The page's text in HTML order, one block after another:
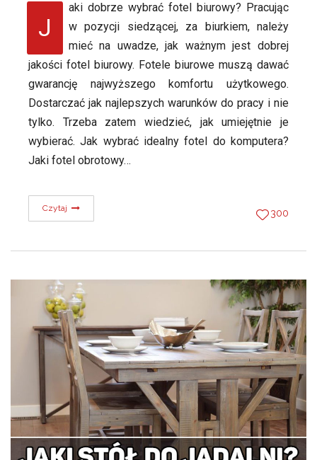
J
aki dobrze wybrać fotel biurowy? Pracując
w pozycji siedzącej, za biurkiem, należy
mieć na uwadze, jak ważnym jest dobrej
jakości fotel biurowy. Fotele biurowe muszą dawać
gwarancję najwyższego komfortu użytkowego.
Dostarczać jak najlepszych warunków do pracy i nie
tylko. Trzeba zatem wiedzieć, jak umiejętnie je
wybierać. Jak wybrać idealny fotel do komputera?
Jaki fotel obrotowy…
Czytaj 300